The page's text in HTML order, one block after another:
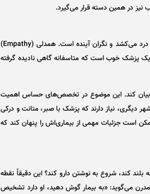
در همین دسته قرار می‌گیرد.
بیمار تنها یک کیس پزشکی یا مجموعه‌ای از علائم نیست؛ او انسانی است که احتمالاً درد می‌کشد و نگران آینده است. همدلی (Empathy)
یک پزشک خوب است که متاسفانه گاهی نادیده گرفته
بیان کند. این موضوع در تخصص‌های حساس اهمیت
دیگری، نیاز دارند که پزشک با صبر، متانت و درکی
است جزئیات مهمی از بیماری‌اش را پنهان کند که
کند، شروع به نوشتن دارو کند؟ این دقیقاً نقطه
می‌گوید: «به بیمار گوش دهید، او دارد تشخیص